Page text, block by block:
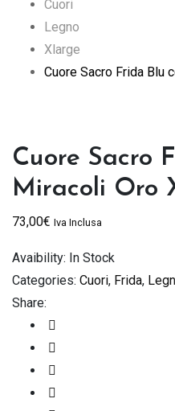
Cuori
Legno
Xlarge
Cuore Sacro Frida Blu
Cuore Sacro
Miracoli Oro
73,00€ Iva Inclusa
Avaibility: In Stock
Categories: Cuori, Frida,
Share: